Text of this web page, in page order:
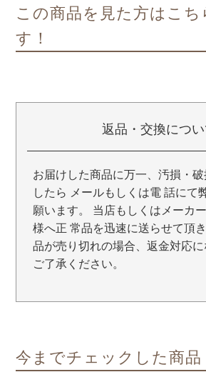
この商品を見た方はこち
す！
返品・交換につい
お届けした商品に万一、汚損・破
したら メールもしくは電 話にて
願います。 当店もしくはメーカ
様へ正 常品を迅速に送らせて頂
品が売り切れの場合、返金対応
ご了承ください。
今までチェックした商品